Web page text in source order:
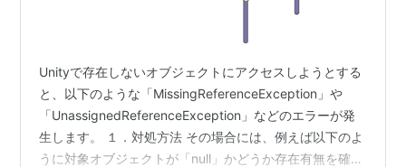
Unityで存在しないオブジェクトにアクセスしようとする
と、以下のような「MissingReferenceException」や
「UnassignedReferenceException」などのエラーが発
生します。 １．対処方法 その場合には、例えば以下のよ
うに対象オブジェクトが「null」かどうか存在有無を確認